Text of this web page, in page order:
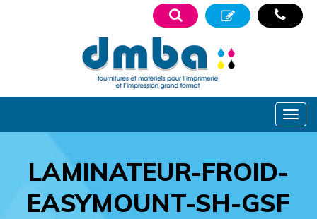
LAMINATEUR-FROID-
EASYMOUNT-SH-GSF